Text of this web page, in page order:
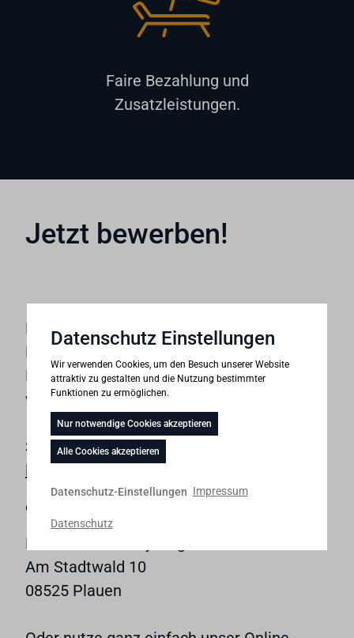
Faire Bezahlung und
Zusatzleistungen.
Jetzt bewerben!
Recycling ist Teamarbeit – und jeder
Handgriff zählt. Wenn du Lust auf Technik,
Bewegung und Verantwortung hast, freuen
wir uns auf deine Bewerbung.
Schick uns deine Unterlagen per E-Mail an:
liebscher@meister-kabelrecycling.de
oder per Post an:
Meister Kabelrecycling GmbH
Am Stadtwald 10
08525 Plauen
Datenschutz Einstellungen
Wir verwenden Cookies, um den Besuch unserer Website
attraktiv zu gestalten und die Nutzung bestimmter
Funktionen zu ermöglichen.
Nur notwendige Cookies akzeptieren
Alle Cookies akzeptieren
Datenschutz-Einstellungen Impressum
Datenschutz
Cookie-
Bitte